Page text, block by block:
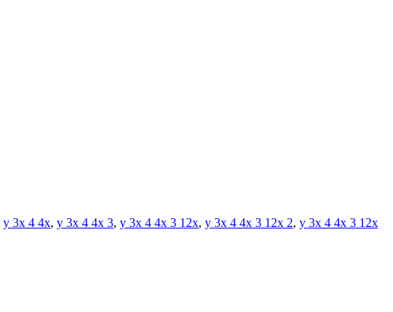
y 3x 4 4x, y 3x 4 4x 3, y 3x 4 4x 3 12x, y 3x 4 4x 3 12x 2, y 3x 4 4x 3 12x